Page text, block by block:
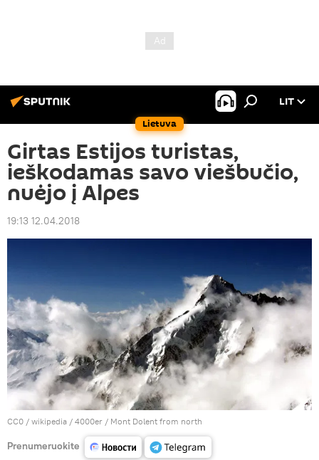
Lietuva
LIT
Girtas Estijos turistas,
ieškodamas savo viešbučio,
nuėjo į Alpes
19:13 12.04.2018
CC0 / wikipedia / 4000er / Mont Dolent from north
Prenumeruokite